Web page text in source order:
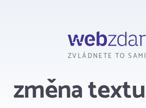
ZVLÁDNETE TO SAMI
změna textu